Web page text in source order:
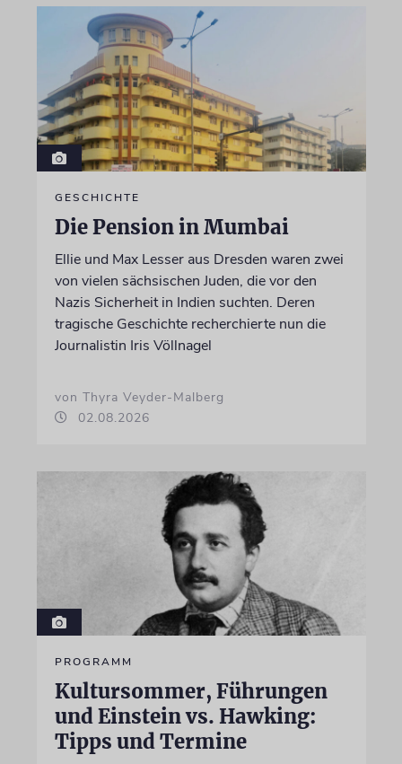
GESCHICHTE
Die Pension in Mumbai
Ellie und Max Lesser aus Dresden waren zwei
von vielen sächsischen Juden, die vor den
Nazis Sicherheit in Indien suchten. Deren
tragische Geschichte recherchierte nun die
Journalistin Iris Völlnagel
von Thyra Veyder-Malberg
02.08.2026
PROGRAMM
Kultursommer, Führungen
und Einstein vs. Hawking:
Tipps und Termine